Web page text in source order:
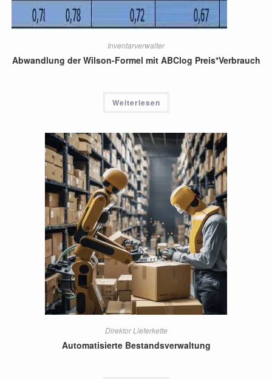
Inventarverwalter
Abwandlung der Wilson-Formel mit ABClog Preis*Verbrauch
Weiterlesen
Direktor Lieferkette
Automatisierte Bestandsverwaltung